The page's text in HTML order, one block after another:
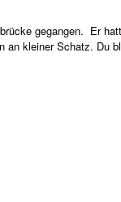
gegangen. Er
an kleiner Schatz. Du